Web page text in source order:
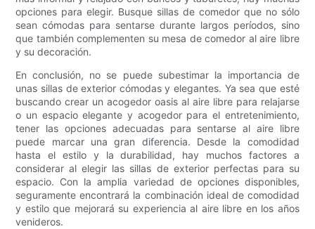
opciones para elegir. Busque sillas de comedor que no sólo
sean cómodas para sentarse durante largos períodos, sino
que también complementen su mesa de comedor al aire libre
y su decoración.
En conclusión, no se puede subestimar la importancia de
unas sillas de exterior cómodas y elegantes. Ya sea que esté
buscando crear un acogedor oasis al aire libre para relajarse
o un espacio elegante y acogedor para el entretenimiento,
tener las opciones adecuadas para sentarse al aire libre
puede marcar una gran diferencia. Desde la comodidad
hasta el estilo y la durabilidad, hay muchos factores a
considerar al elegir las sillas de exterior perfectas para su
espacio. Con la amplia variedad de opciones disponibles,
seguramente encontrará la combinación ideal de comodidad
y estilo que mejorará su experiencia al aire libre en los años
venideros.